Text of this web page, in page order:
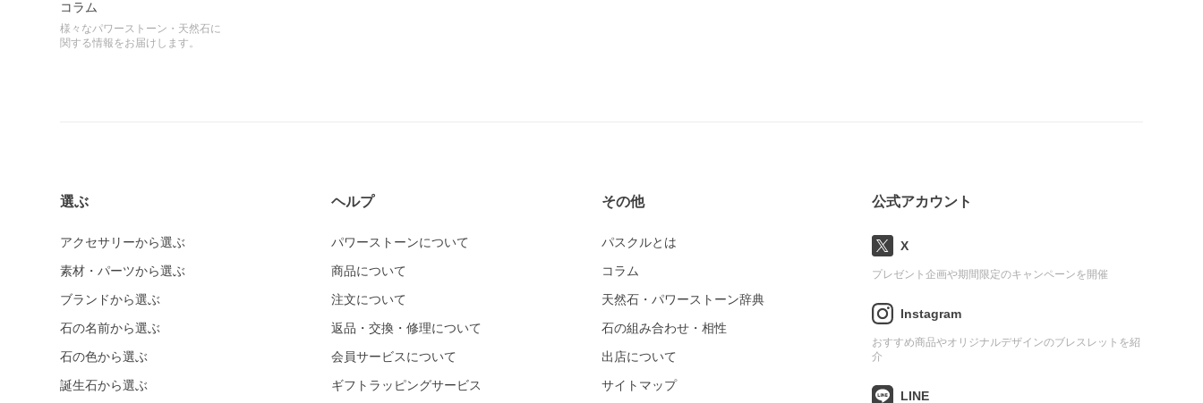
コラム
様々なパワーストーン・天然石に
関する情報をお届けします。
選ぶ
アクセサリーから選ぶ
素材・パーツから選ぶ
ブランドから選ぶ
石の名前から選ぶ
石の色から選ぶ
誕生石から選ぶ
ヘルプ
パワーストーンについて
商品について
注文について
返品・交換・修理について
会員サービスについて
ギフトラッピングサービス
その他
パスクルとは
コラム
天然石・パワーストーン辞典
石の組み合わせ・相性
出店について
サイトマップ
公式アカウント
X
プレゼント企画や期間限定のキャンペーンを開催
Instagram
おすすめ商品やオリジナルデザインのブレスレットを紹
介
LINE